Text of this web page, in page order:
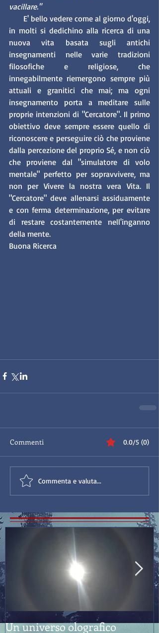
vacillare."
in molti si dedichino alla ricerca di una
nuova vita basata sugli antichi
insegnamenti nelle varie tradizioni
filosofiche e religiose, che
innegabilmente riemergono sempre più
attuali e granitici che mai; ma ogni
insegnamento porta a meditare sulle
proprie intenzioni di "Cercatore". Il primo
obiettivo deve sempre essere quello di
riconoscere e perseguire ciò che proviene
dalla percezione del proprio Sé, e non ciò
che proviene dal "simulatore di volo
mentale" perfetto per sopravvivere, ma
non per Vivere la nostra vera Vita. Il
"Cercatore" deve allenarsi assiduamente
e con ferma determinazione, per evitare
di restare costantemente nell'inganno
della mente.
Buona Ricerca
Commenti 0.0/5 (0)
Commenta e valuta...
Un universo olografico